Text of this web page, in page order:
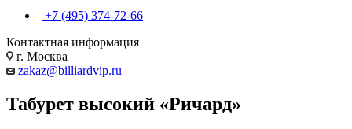
+7 (495) 374-72-66
Контактная информация
г. Москва
zakaz@billiardvip.ru
Табурет высокий «Ричард»